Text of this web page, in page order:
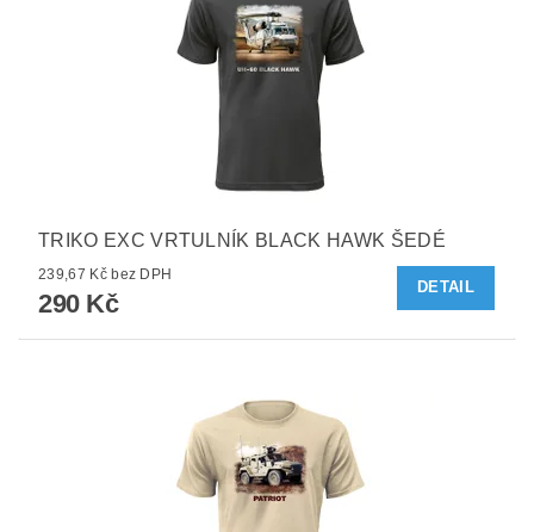
TRIKO EXC VRTULNÍK BLACK HAWK ŠEDÉ
239,67 Kč bez DPH
290 Kč
DETAIL